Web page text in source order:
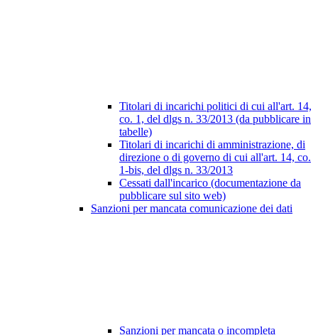
Titolari di incarichi politici di cui all'art. 14,
co. 1, del dlgs n. 33/2013 (da pubblicare in
tabelle)
Titolari di incarichi di amministrazione, di
direzione o di governo di cui all'art. 14, co.
1-bis, del dlgs n. 33/2013
Cessati dall'incarico (documentazione da
pubblicare sul sito web)
Sanzioni per mancata comunicazione dei dati
Sanzioni per mancata o incompleta